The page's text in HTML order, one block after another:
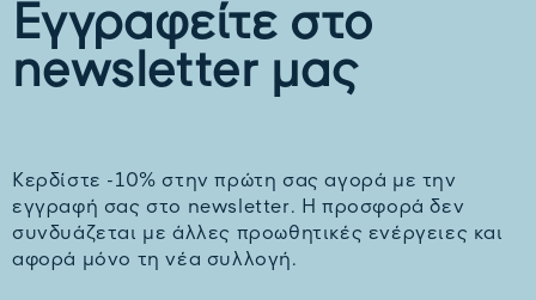
Εγγραφείτε στο
newsletter μας
Kερδίστε -10% στην πρώτη σας αγορά με την
εγγραφή σας στο newsletter. H προσφορά δεν
συνδυάζεται με άλλες προωθητικές ενέργειες και
αφορά μόνο τη νέα συλλογή.